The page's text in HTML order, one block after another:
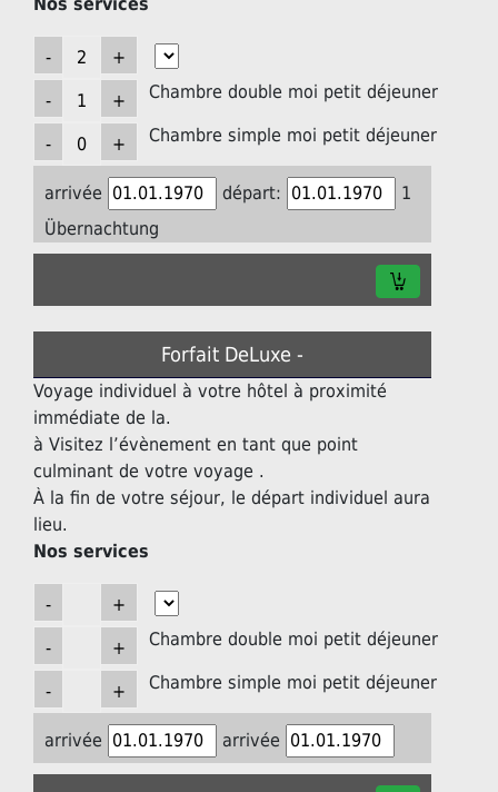
Chambre double moi petit déjeuner
Chambre simple moi petit déjeuner
arrivée départ:
1
Übernachtung
Forfait DeLuxe -
Voyage individuel à votre hôtel à proximité
immédiate de la.
à Visitez l’évènement en tant que point
culminant de votre voyage .
À la fin de votre séjour, le départ individuel aura
lieu.
Nos services
Chambre double moi petit déjeuner
Chambre simple moi petit déjeuner
arrivée arrivée